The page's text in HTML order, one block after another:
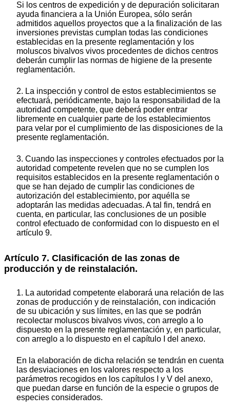
Si los centros de expedición y de depuración solicitaran
ayuda financiera a la Unión Europea, sólo serán
admitidos aquellos proyectos que a la finalización de las
inversiones previstas cumplan todas las condiciones
establecidas en la presente reglamentación y los
moluscos bivalvos vivos procedentes de dichos centros
deberán cumplir las normas de higiene de la presente
reglamentación.
2. La inspección y control de estos establecimientos se
efectuará, periódicamente, bajo la responsabilidad de la
autoridad competente, que deberá poder entrar
libremente en cualquier parte de los establecimientos
para velar por el cumplimiento de las disposiciones de la
presente reglamentación.
3. Cuando las inspecciones y controles efectuados por la
autoridad competente revelen que no se cumplen los
requisitos establecidos en la presente reglamentación o
que se han dejado de cumplir las condiciones de
autorización del establecimiento, por aquélla se
adoptarán las medidas adecuadas. A tal fin, tendrá en
cuenta, en particular, las conclusiones de un posible
control efectuado de conformidad con lo dispuesto en el
artículo 9.
Artículo 7. Clasificación de las zonas de
producción y de reinstalación.
1. La autoridad competente elaborará una relación de las
zonas de producción y de reinstalación, con indicación
de su ubicación y sus límites, en las que se podrán
recolectar moluscos bivalvos vivos, con arreglo a lo
dispuesto en la presente reglamentación y, en particular,
con arreglo a lo dispuesto en el capítulo I del anexo.
En la elaboración de dicha relación se tendrán en cuenta
las desviaciones en los valores respecto a los
parámetros recogidos en los capítulos I y V del anexo,
que puedan darse en función de la especie o grupos de
especies considerados.